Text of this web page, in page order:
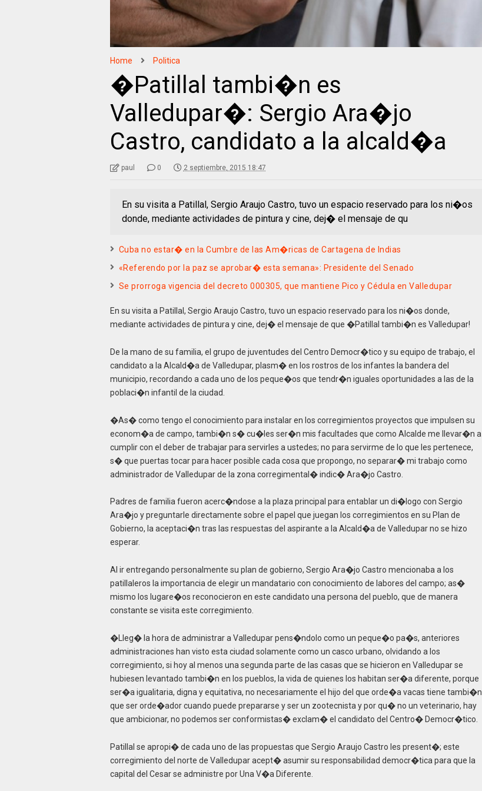
Home Politica
�Patillal tambi�n es
Valledupar�: Sergio Ara�jo
Castro, candidato a la alcald�a
paul 0 2 septiembre, 2015 18:47
En su visita a Patillal, Sergio Araujo Castro, tuvo un espacio reservado para los ni�os
donde, mediante actividades de pintura y cine, dej� el mensaje de qu
Cuba no estar� en la Cumbre de las Am�ricas de Cartagena de Indias
«Referendo por la paz se aprobar� esta semana»: Presidente del Senado
Se prorroga vigencia del decreto 000305, que mantiene Pico y Cédula en Valledupar
En su visita a Patillal, Sergio Araujo Castro, tuvo un espacio reservado para los ni�os donde,
mediante actividades de pintura y cine, dej� el mensaje de que �Patillal tambi�n es Valledupar!
De la mano de su familia, el grupo de juventudes del Centro Democr�tico y su equipo de trabajo, el
candidato a la Alcald�a de Valledupar, plasm� en los rostros de los infantes la bandera del
municipio, recordando a cada uno de los peque�os que tendr�n iguales oportunidades a las de la
poblaci�n infantil de la ciudad.
�As� como tengo el conocimiento para instalar en los corregimientos proyectos que impulsen su
econom�a de campo, tambi�n s� cu�les ser�n mis facultades que como Alcalde me llevar�n a
cumplir con el deber de trabajar para servirles a ustedes; no para servirme de lo que les pertenece,
s� que puertas tocar para hacer posible cada cosa que propongo, no separar� mi trabajo como
administrador de Valledupar de la zona corregimental� indic� Ara�jo Castro.
Padres de familia fueron acerc�ndose a la plaza principal para entablar un di�logo con Sergio
Ara�jo y preguntarle directamente sobre el papel que juegan los corregimientos en su Plan de
Gobierno, la aceptaci�n tras las respuestas del aspirante a la Alcald�a de Valledupar no se hizo
esperar.
Al ir entregando personalmente su plan de gobierno, Sergio Ara�jo Castro mencionaba a los
patillaleros la importancia de elegir un mandatario con conocimiento de labores del campo; as�
mismo los lugare�os reconocieron en este candidato una persona del pueblo, que de manera
constante se visita este corregimiento.
�Lleg� la hora de administrar a Valledupar pens�ndolo como un peque�o pa�s, anteriores
administraciones han visto esta ciudad solamente como un casco urbano, olvidando a los
corregimiento, si hoy al menos una segunda parte de las casas que se hicieron en Valledupar se
hubiesen levantado tambi�n en los pueblos, la vida de quienes los habitan ser�a diferente, porque
ser�a igualitaria, digna y equitativa, no necesariamente el hijo del que orde�a vacas tiene tambi�n
que ser orde�ador cuando puede prepararse y ser un zootecnista y por qu� no un veterinario, hay
que ambicionar, no podemos ser conformistas� exclam� el candidato del Centro� Democr�tico.
Patillal se apropi� de cada uno de las propuestas que Sergio Araujo Castro les present�; este
corregimiento del norte de Valledupar acept� asumir su responsabilidad democr�tica para que la
capital del Cesar se administre por Una V�a Diferente.